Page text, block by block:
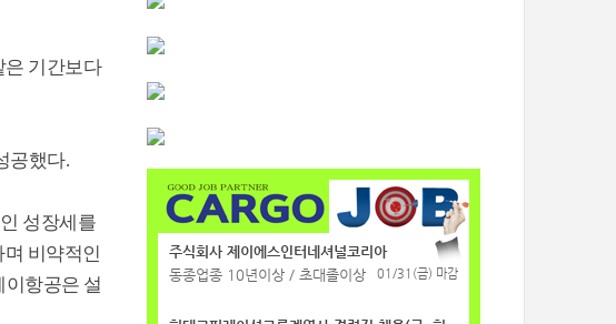
은 기간보다
공했다.
성장세를
며 비약적인
항공은 설
주식회사 제이에스인터네셔널코리아
동종업종 10년이상 / 초대졸이상
01/31(금) 마감